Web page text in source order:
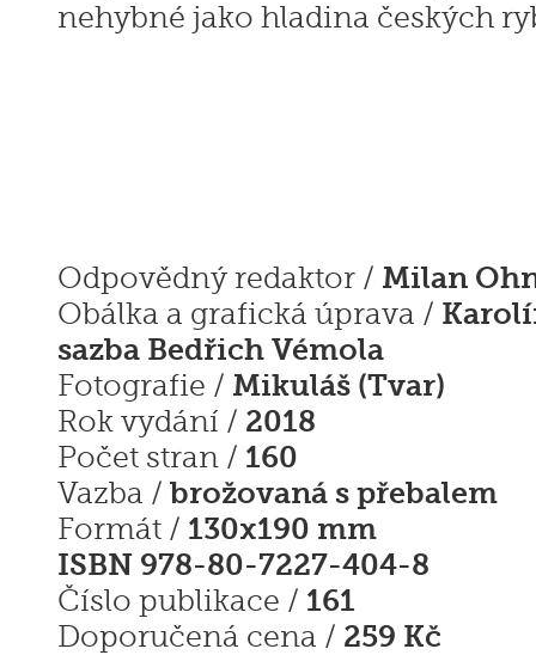
nehybné jako hladina českých
Odpovědný redaktor / Milan
Obálka a grafická úprava /
sazba Bedřich Vémola
Fotografie / Mikuláš (Tvar)
Rok vydání / 2018
Počet stran / 160
Vazba / brožovaná s přebalem
Formát / 130x190 mm
ISBN 978-80-7227-404-8
Číslo publikace / 161
Doporučená cena / 259 Kč